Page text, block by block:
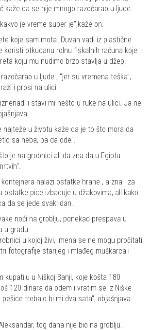
kaže da se nije mnogo razočarao u ljude.
je vreme super je",kaže on.
koje sam mota. Duvan vadi iz plastične
koristi otkucanu rolnu fiskalnih računa koje
koju mu nudimo brzo stavlja u džep.
u ljude , "jer su vremena teška",
i prosi na ulici.
i stavi mi nešto u ruke na ulici. Ja ne
najteže u životu kaže da je to što mora da
sa neba, pa da ode".
je na grobnici ali da zna da u Egiptu
nalazi ostatke hrane , a zna i za
ostatke pice izbacuje u džakovima, ali kako
da se jede svaki dan.
noći na groblju, ponekad prespava u
u gradu.
u kojoj živi, imena se ne mogu pročitati
fotografije starijeg i mlađeg muškarca i
kupatilu u Niškoj Banji, koje košta 180
120 dinara da odem i vratim se iz Niške
pešice trebalo bi mi dva sata", objašnjava
tog dana nije bio na groblju.